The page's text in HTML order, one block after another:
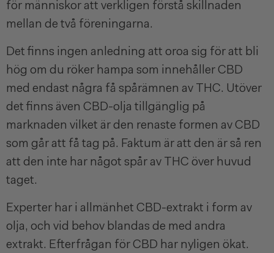
för människor att verkligen förstå skillnaden
mellan de två föreningarna.
Det finns ingen anledning att oroa sig för att bli
hög om du röker hampa som innehåller CBD
med endast några få spårämnen av THC. Utöver
det finns även CBD-olja tillgänglig på
marknaden vilket är den renaste formen av CBD
som går att få tag på. Faktum är att den är så ren
att den inte har något spår av THC över huvud
taget.
Experter har i allmänhet CBD-extrakt i form av
olja, och vid behov blandas de med andra
extrakt. Efterfrågan för CBD har nyligen ökat.